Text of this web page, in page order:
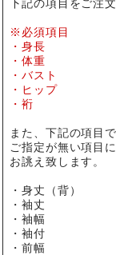
下記の項目をご注
※必須項目
・身長
・体重
・バスト
・ヒップ
・裄
また、下記の項目
ご指定が無い項目
お誂え致します。
・身丈（背）
・袖丈
・袖幅
・袖付
・前幅